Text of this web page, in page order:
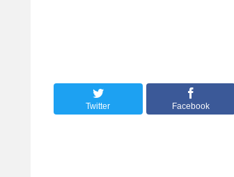
Twitter Facebook